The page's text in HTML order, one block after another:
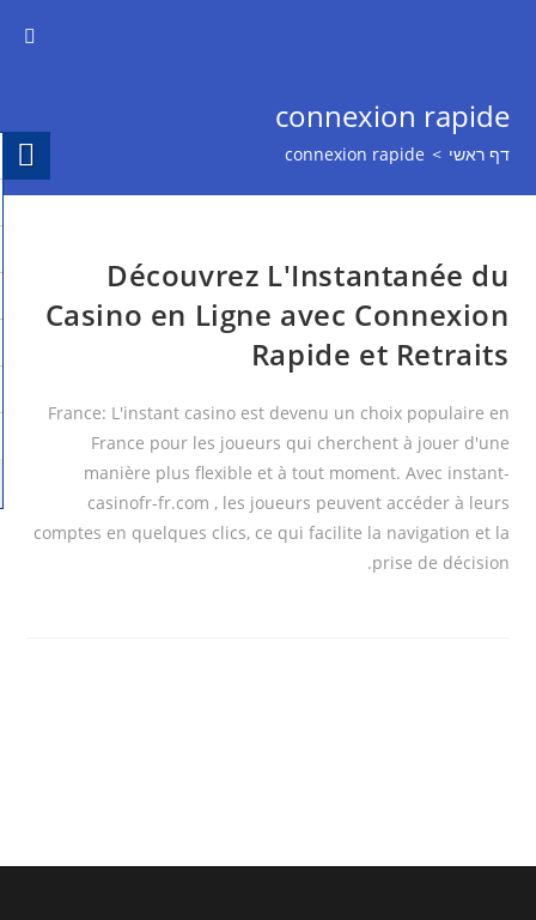
connexion rapide
דף ראשי >
connexion rapide
Découvrez L'Instantanée du
Casino en Ligne avec Connexion
Rapide et Retraits
France: L'instant casino est devenu un choix populaire en
France pour les joueurs qui cherchent à jouer d'une
manière plus flexible et à tout moment. Avec instant-
casinofr-fr.com , les joueurs peuvent accéder à leurs
comptes en quelques clics, ce qui facilite la navigation et la
prise de décision.